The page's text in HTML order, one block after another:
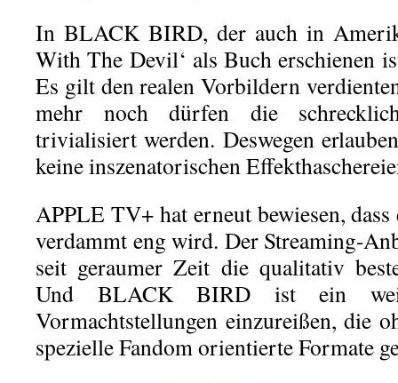
In BLACK BIRD, der auch in
With The Devil‘ als Buch erschienen
Es gilt den realen Vorbildern
mehr noch dürfen die
trivialisiert werden. Deswegen
keine inszenatorischen
APPLE TV+ hat erneut bewiesen,
verdammt eng wird. Der Streaming-
seit geraumer Zeit die qualitativ
Und BLACK BIRD ist ein
Vormachtstellungen einzureißen, die
spezielle Fandom orientierte Formate